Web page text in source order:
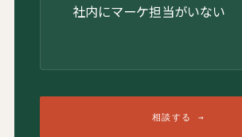
社内にマーケ担当がいない
相談する →